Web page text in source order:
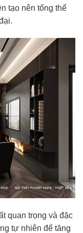
tạo nên tổng thể
quan trọng và đặc
tự nhiên để tăng